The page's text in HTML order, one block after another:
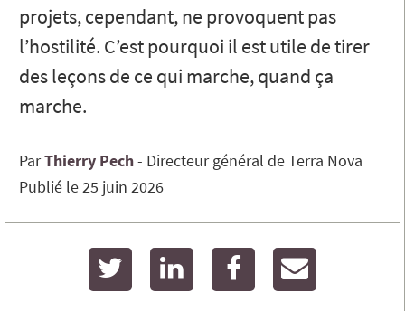
projets, cependant, ne provoquent pas
l’hostilité. C’est pourquoi il est utile de tirer
des leçons de ce qui marche, quand ça
marche.
ParThierry Pech
Directeur général de Terra Nova
Publié le25 juin 2026
twitter linkedin facebook